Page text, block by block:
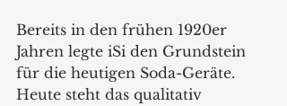
Bereits in den frühen 1920er
Jahren legte iSi den Grundstein
für die heutigen Soda-Geräte.
Heute steht das qualitativ